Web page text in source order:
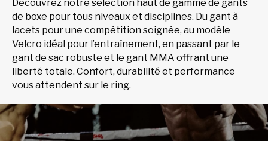
Découvrez notre sélection haut de gamme de gants
de boxe pour tous niveaux et disciplines. Du gant à
lacets pour une compétition soignée, au modèle
Velcro idéal pour l’entraînement, en passant par le
gant de sac robuste et le gant MMA offrant une
liberté totale. Confort, durabilité et performance
vous attendent sur le ring.